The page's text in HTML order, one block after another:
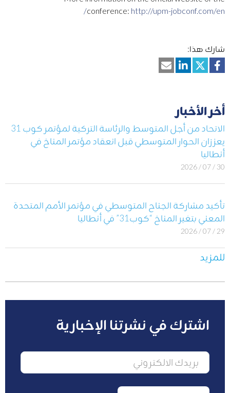
conference: http://upm-jobconf.com/en/
شارك هذا:
أخر الأخبار
الاتحاد من أجل المتوسط والرئاسة التركية لمؤتمر كوب 31
يعززان الحوار المتوسطي قبل انعقاد مؤتمر المناخ في
أنطاليا
30 / 07 / 2026
تأكيد مشاركة الجناح المتوسطي في مؤتمر الأمم المتحدة
المعني بتغير المناخ “كوب31” في أنطاليا
29 / 07 / 2026
للمزيد
اشترك في نشرتنا الإخبارية